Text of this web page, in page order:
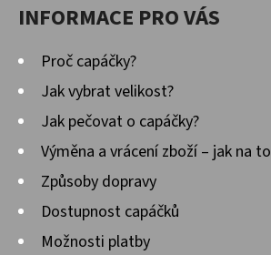
INFORMACE PRO VÁS
Proč capáčky?
Jak vybrat velikost?
Jak pečovat o capáčky?
Výměna a vrácení zboží – jak na to
Způsoby dopravy
Dostupnost capáčků
Možnosti platby